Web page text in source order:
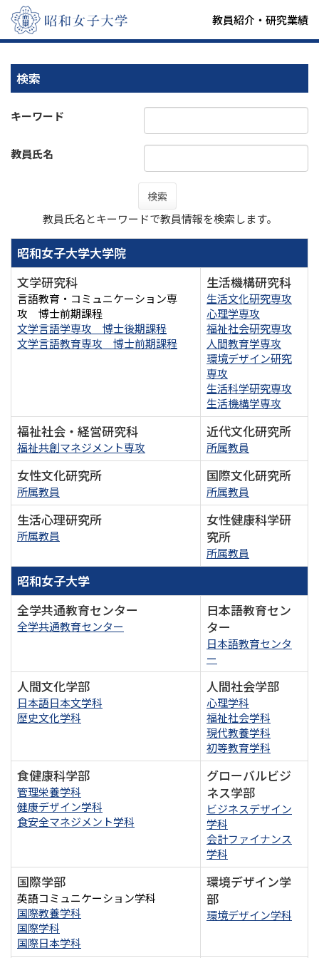
教員紹介・研究業績
検索
キーワード
教員氏名
検索
教員氏名とキーワードで教員情報を検索します。
昭和女子大学大学院
文学研究科
言語教育・コミュニケーション専
攻 博士前期課程
文学言語学専攻 博士後期課程
文学言語教育専攻 博士前期課程
生活機構研究科
生活文化研究専攻
心理学専攻
福祉社会研究専攻
人間教育学専攻
環境デザイン研究
専攻
生活科学研究専攻
生活機構学専攻
福祉社会・経営研究科
福祉共創マネジメント専攻
近代文化研究所
所属教員
女性文化研究所
所属教員
国際文化研究所
所属教員
生活心理研究所
所属教員
女性健康科学研
究所
所属教員
昭和女子大学
全学共通教育センター
全学共通教育センター
日本語教育セン
ター
日本語教育センタ
ー
人間文化学部
日本語日本文学科
歴史文化学科
人間社会学部
心理学科
福祉社会学科
現代教養学科
初等教育学科
食健康科学部
管理栄養学科
健康デザイン学科
食安全マネジメント学科
グローバルビジ
ネス学部
ビジネスデザイン
学科
会計ファイナンス
学科
国際学部
英語コミュニケーション学科
国際教養学科
国際学科
国際日本学科
環境デザイン学
部
環境デザイン学科